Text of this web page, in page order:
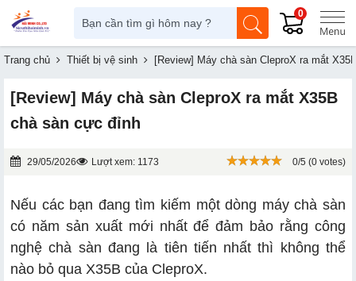
0
Trang chủ Thiết bị vệ sinh [Review] Máy chà sàn CleproX ra mắt
[Review] Máy chà sàn CleproX ra mắt X35B
chà sàn cực đỉnh
29/05/2026 Lượt xem: 1173 0/5 (0 votes)
Nếu các bạn đang tìm kiếm một dòng máy chà sàn
có năm sản xuất mới nhất để đảm bảo rằng công
nghệ chà sàn đang là tiên tiến nhất thì không thể
nào bỏ qua X35B của CleproX.